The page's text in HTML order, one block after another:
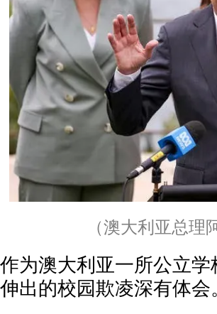
（澳大利亚总理
作为澳大利亚一所公立
伸出的校园欺凌深有体会